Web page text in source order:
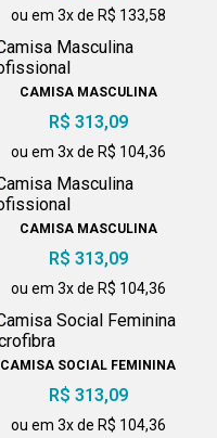
ou em 3x de R$ 133,58
CAMISA MASCULINA
PROFISSIONAL
R$ 313,09
ou em 3x de R$ 104,36
CAMISA MASCULINA
PROFISSIONAL
R$ 313,09
ou em 3x de R$ 104,36
CAMISA SOCIAL FEMININA
MICROFIBRA
R$ 313,09
ou em 3x de R$ 104,36